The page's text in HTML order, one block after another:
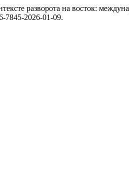
разворота на восток:
7845-2026-01-09.